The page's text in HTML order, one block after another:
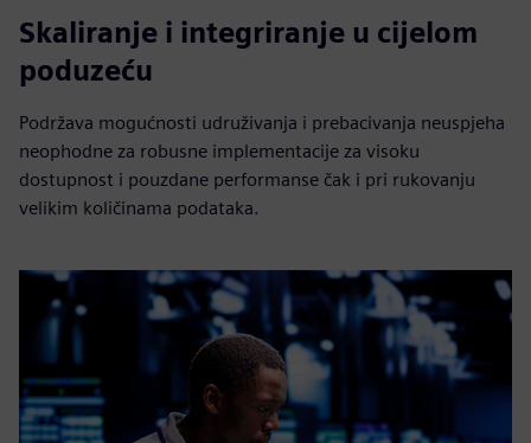
Skaliranje i integriranje u cijelom
poduzeću
Podržava mogućnosti udruživanja i prebacivanja neuspjeha
neophodne za robusne implementacije za visoku
dostupnost i pouzdane performanse čak i pri rukovanju
velikim količinama podataka.